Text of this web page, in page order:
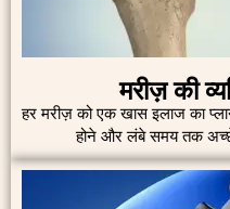
मरीज़ की
हर मरीज़ को एक खास इलाज का
होने और लंबे समय तक अच्छे